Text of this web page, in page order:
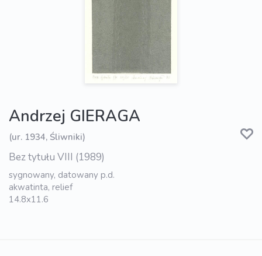
Andrzej GIERAGA
(ur. 1934, Śliwniki)
Bez tytułu VIII (1989)
sygnowany, datowany p.d.
akwatinta, relief
14.8x11.6